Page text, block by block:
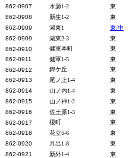
862-0907
水源1-2 東
862-0908
新生1-2 東
862-0909
湖東1 東/中
862-0909
湖東2-3 東
862-0910
健軍本町 東
862-0911
健軍1-5 東
862-0912
錦ケ丘 東
862-0913
尾ノ上1-4 東
862-0914
山ノ内1-4 東
862-0915
山ノ神1-2 東
862-0916
佐土原1-3 東
862-0917
榎町 東
862-0918
花立5-6 東
862-0920
月出1-8 東
862-0921
新外1-4 東